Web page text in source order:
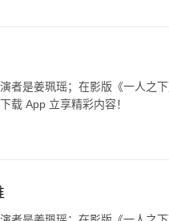
者是姜珮瑶；在影版《一人之
载 App 立享精彩内容！